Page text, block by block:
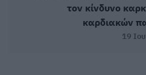
τον κίνδυνο
καρδιακών
19